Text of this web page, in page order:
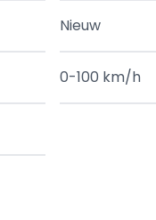
Nieuw
0-100 km/h